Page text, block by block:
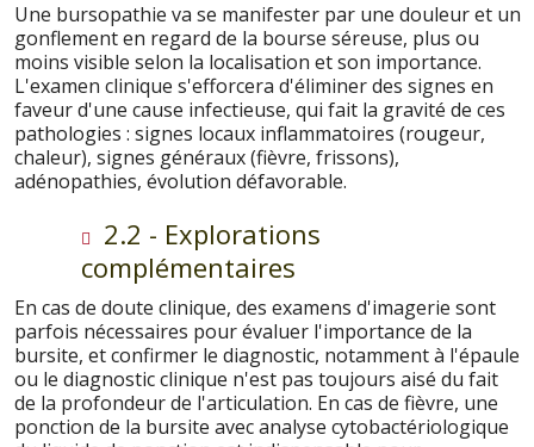
Une bursopathie va se manifester par une douleur et un
gonflement en regard de la bourse séreuse, plus ou
moins visible selon la localisation et son importance.
L'examen clinique s'efforcera d'éliminer des signes en
faveur d'une cause infectieuse, qui fait la gravité de ces
pathologies : signes locaux inflammatoires (rougeur,
chaleur), signes généraux (fièvre, frissons),
adénopathies, évolution défavorable.
2.2 - Explorations
complémentaires
En cas de doute clinique, des examens d'imagerie sont
parfois nécessaires pour évaluer l'importance de la
bursite, et confirmer le diagnostic, notamment à l'épaule
ou le diagnostic clinique n'est pas toujours aisé du fait
de la profondeur de l'articulation. En cas de fièvre, une
ponction de la bursite avec analyse cytobactériologique